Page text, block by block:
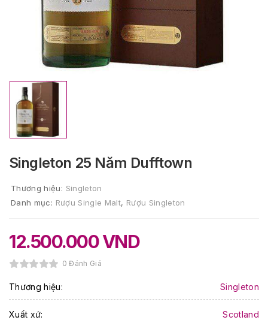
Singleton 25 Năm Dufftown
Thương hiệu: Singleton
Danh mục: Rượu Single Malt, Rượu Singleton
12.500.000VND
0 Đánh Giá
Thương hiệu: Singleton
Xuất xứ: Scotland